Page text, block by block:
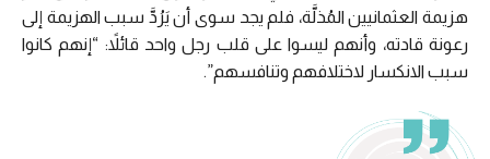
هزيمة العثمانيين المُذلَّة، فلم يجد سوى أن يَرُدَّ سبب الهزيمة إلى
رعونة قادته، وأنهم ليسوا على قلب رجل واحد قائلاً: “إنهم كانوا
سبب الانكسار لاختلافهم وتنافسهم”.